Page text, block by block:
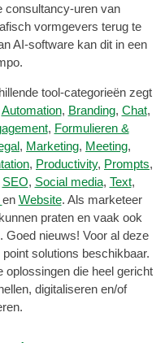
consultancy-uren van
vormgevers terug te
AI-software kan dit in een
tool-categorieën zegt
Automation, Branding, Chat,
, Formulieren &
, Marketing, Meeting,
, Productivity, Prompts,
SEO, Social media, Text,
en Website. Als marketeer
praten en vaak ook
Goed nieuws! Voor al deze
solutions beschikbaar.
oplossingen die heel gericht
digitaliseren en/of